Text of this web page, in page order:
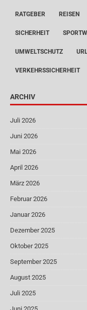
RATGEBER REISEN
SICHERHEIT
UMWELTSCHUTZ
VERKEHRSSICHERHEIT
ARCHIV
Juli 2026
Juni 2026
Mai 2026
April 2026
März 2026
Februar 2026
Januar 2026
Dezember 2025
Oktober 2025
September 2025
August 2025
Juli 2025